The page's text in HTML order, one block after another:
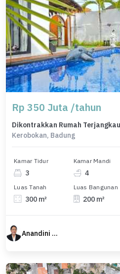
Rp 350 Juta /tahun
Kerobokan, Badung
Kamar Tidur
3
Kamar Mandi
4
Luas Tanah
300 m²
Luas Bangunan
200 m²
Anandini Property